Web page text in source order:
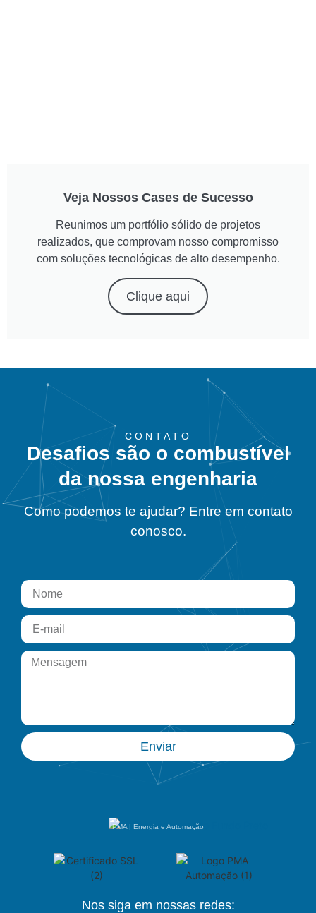
Veja Nossos Cases de Sucesso
Reunimos um portfólio sólido de projetos
realizados, que comprovam nosso compromisso
com soluções tecnológicas de alto desempenho.
Clique aqui
CONTATO
Desafios são o combustível
da nossa engenharia
Como podemos te ajudar? Entre em contato
conosco.
Enviar
PMA | Energia e Automação
Nos siga em nossas redes: